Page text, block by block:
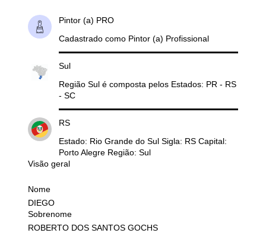
Pintor (a) PRO
Cadastrado como Pintor (a) Profissional
Sul
Região Sul é composta pelos Estados: PR - RS
- SC
RS
Estado: Rio Grande do Sul Sigla: RS Capital:
Porto Alegre Região: Sul
Visão geral
Nome
DIEGO
Sobrenome
ROBERTO DOS SANTOS GOCHS